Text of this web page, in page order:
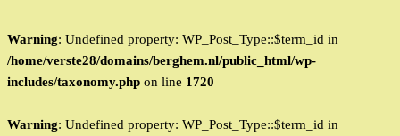
Warning: Undefined property: WP_Post_Type::$term_id in
/home/verste28/domains/berghem.nl/public_html/wp-
includes/taxonomy.php on line 1720
Warning: Undefined property: WP_Post_Type::$term_id in